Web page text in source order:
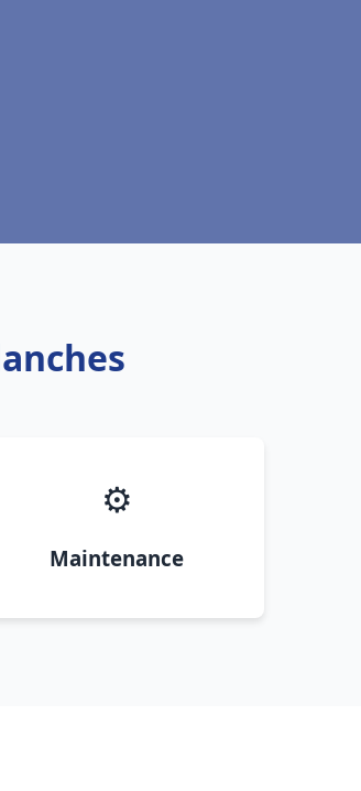
⚙️
Maintenance